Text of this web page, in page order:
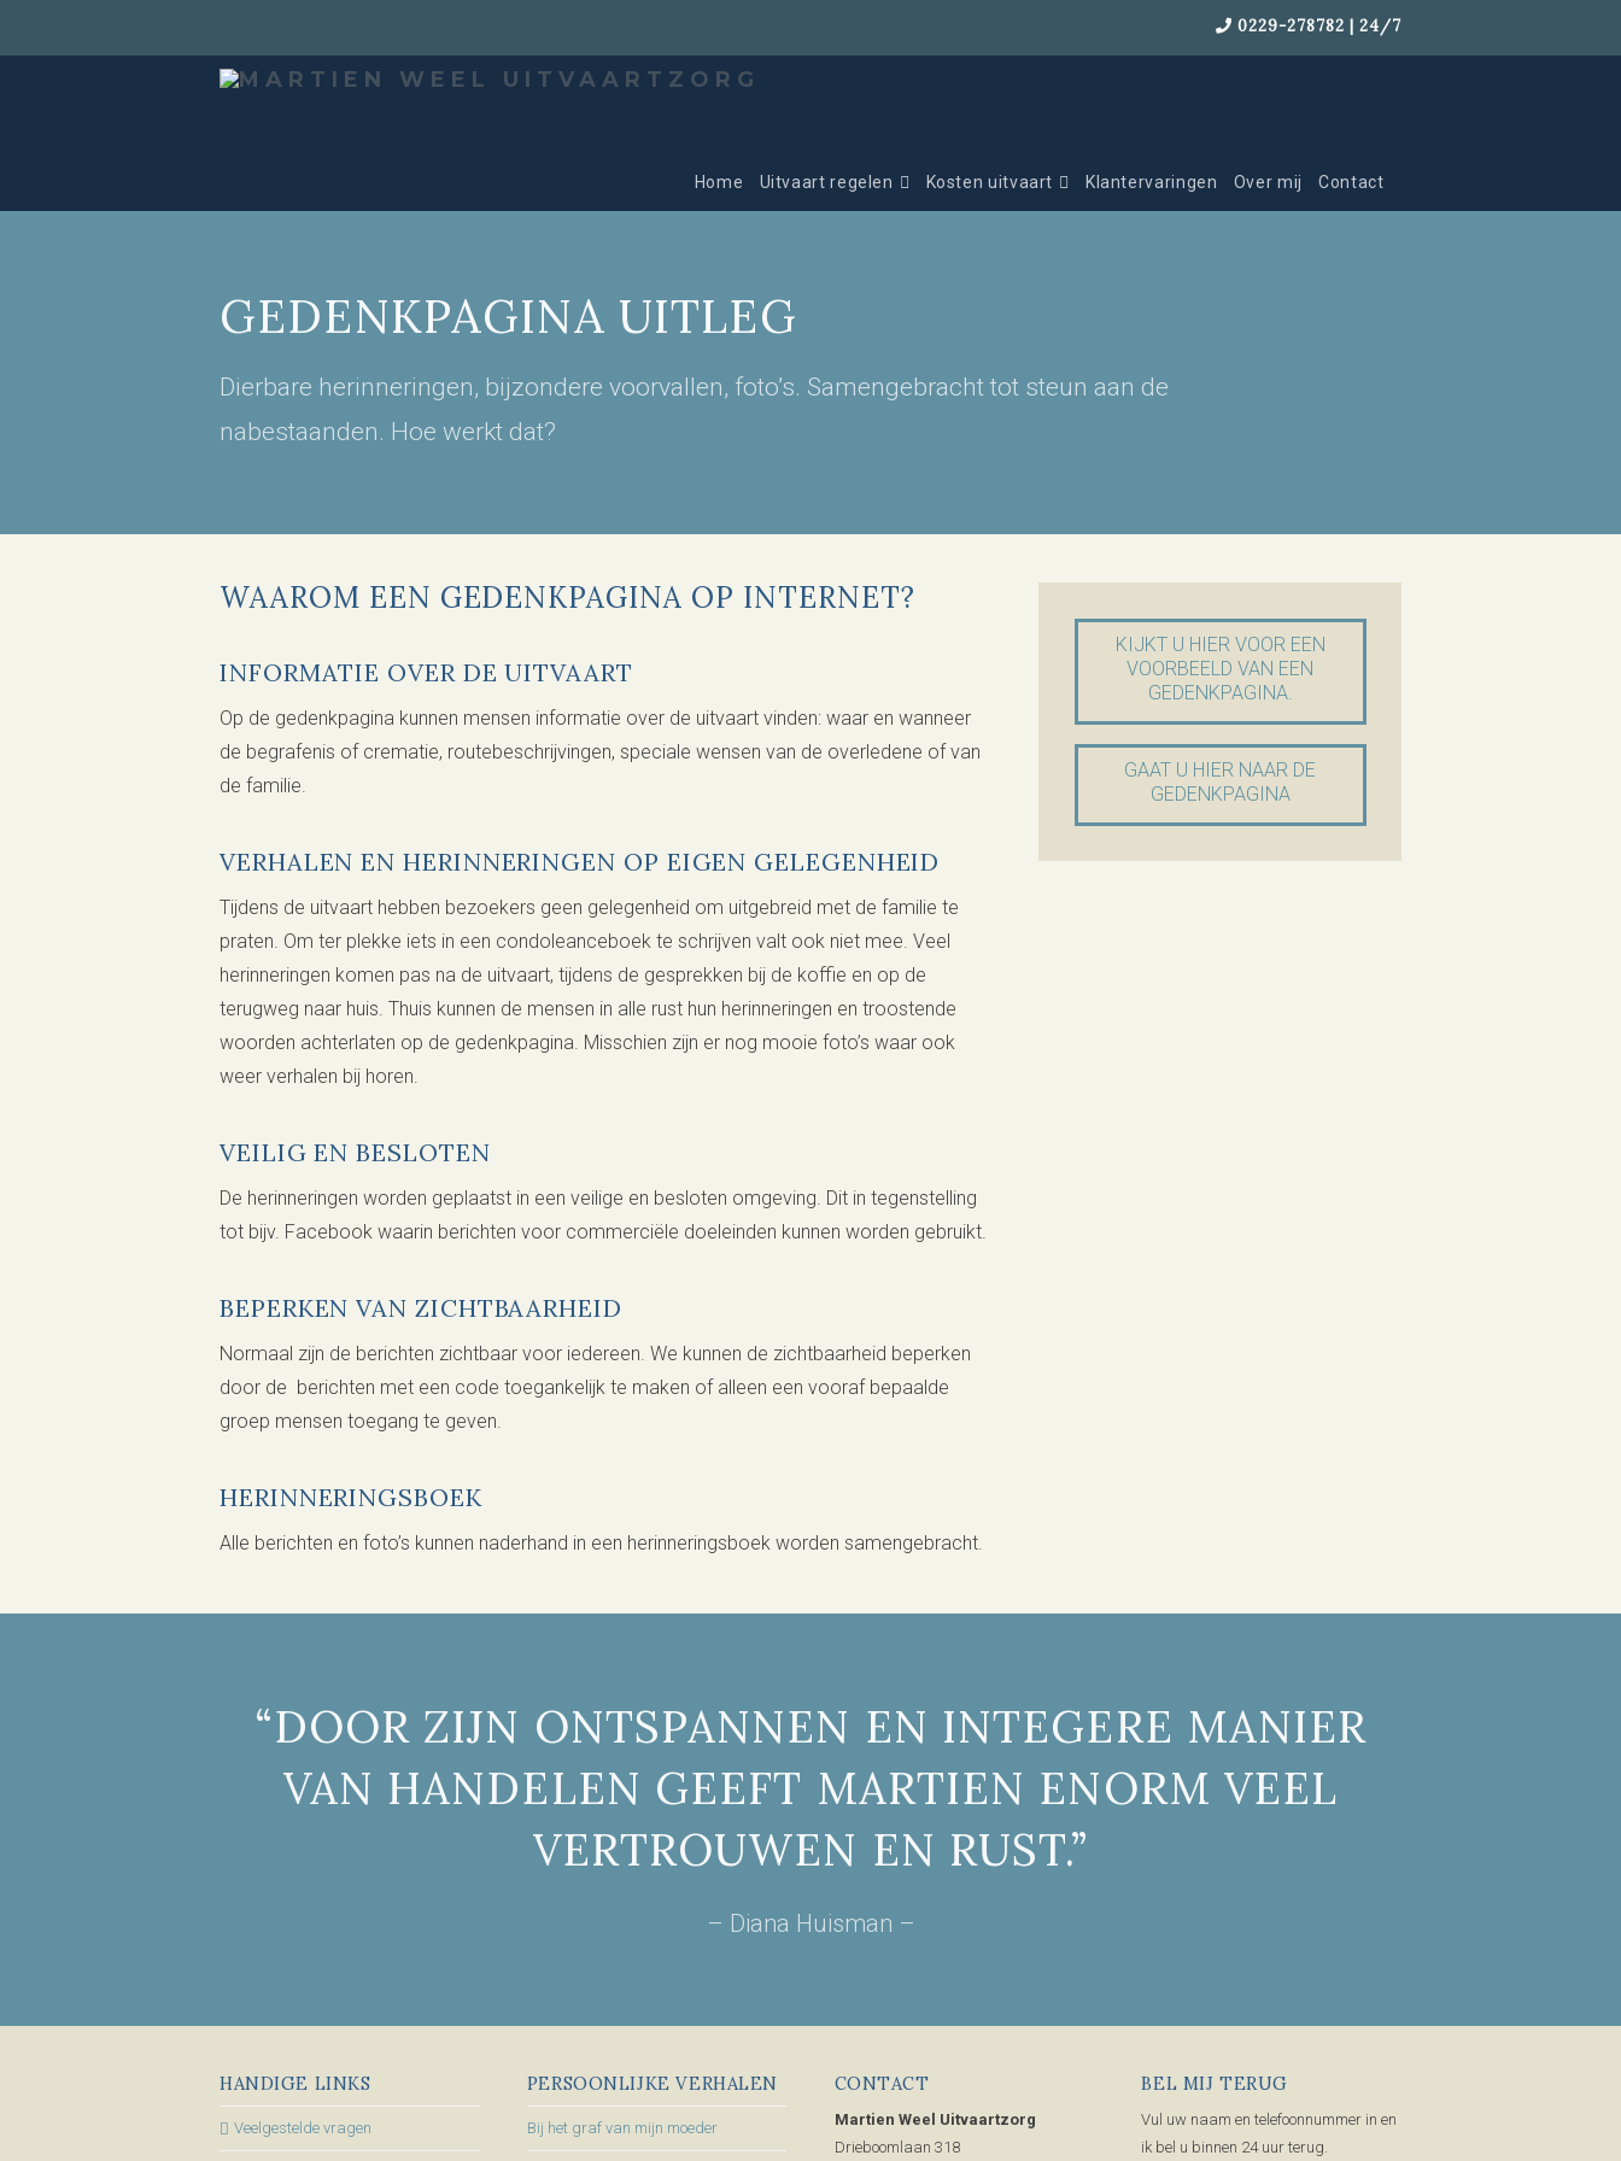
0229-278782 | 24/7
Home Uitvaart regelen Kosten uitvaart Klantervaringen Over mij Contact
GEDENKPAGINA UITLEG
Dierbare herinneringen, bijzondere voorvallen, foto’s. Samengebracht tot steun aan de
nabestaanden. Hoe werkt dat?
WAAROM EEN GEDENKPAGINA OP INTERNET?
INFORMATIE OVER DE UITVAART
Op de gedenkpagina kunnen mensen informatie over de uitvaart vinden: waar en wanneer
de begrafenis of crematie, routebeschrijvingen, speciale wensen van de overledene of van
de familie.
VERHALEN EN HERINNERINGEN OP EIGEN GELEGENHEID
Tijdens de uitvaart hebben bezoekers geen gelegenheid om uitgebreid met de familie te
praten. Om ter plekke iets in een condoleanceboek te schrijven valt ook niet mee. Veel
herinneringen komen pas na de uitvaart, tijdens de gesprekken bij de koffie en op de
terugweg naar huis. Thuis kunnen de mensen in alle rust hun herinneringen en troostende
woorden achterlaten op de gedenkpagina. Misschien zijn er nog mooie foto’s waar ook
weer verhalen bij horen.
VEILIG EN BESLOTEN
De herinneringen worden geplaatst in een veilige en besloten omgeving. Dit in tegenstelling
tot bijv. Facebook waarin berichten voor commerciële doeleinden kunnen worden gebruikt.
BEPERKEN VAN ZICHTBAARHEID
Normaal zijn de berichten zichtbaar voor iedereen. We kunnen de zichtbaarheid beperken
door de berichten met een code toegankelijk te maken of alleen een vooraf bepaalde
groep mensen toegang te geven.
HERINNERINGSBOEK
Alle berichten en foto’s kunnen naderhand in een herinneringsboek worden samengebracht.
KIJKT U HIER VOOR EEN
VOORBEELD VAN EEN
GEDENKPAGINA.
GAAT U HIER NAAR DE
GEDENKPAGINA
“DOOR ZIJN ONTSPANNEN EN INTEGERE MANIER
VAN HANDELEN GEEFT MARTIEN ENORM VEEL
VERTROUWEN EN RUST.”
– Diana Huisman –
HANDIGE LINKS
Veelgestelde vragen
PERSOONLIJKE VERHALEN
Bij het graf van mijn moeder
CONTACT
Martien Weel Uitvaartzorg
Drieboomlaan 318
BEL MIJ TERUG
Vul uw naam en telefoonnummer in en
ik bel u binnen 24 uur terug.